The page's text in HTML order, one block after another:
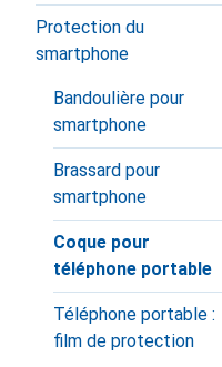
Protection du
smartphone
Bandoulière pour
smartphone
Brassard pour
smartphone
Coque pour
téléphone portable
Téléphone portable :
film de protection